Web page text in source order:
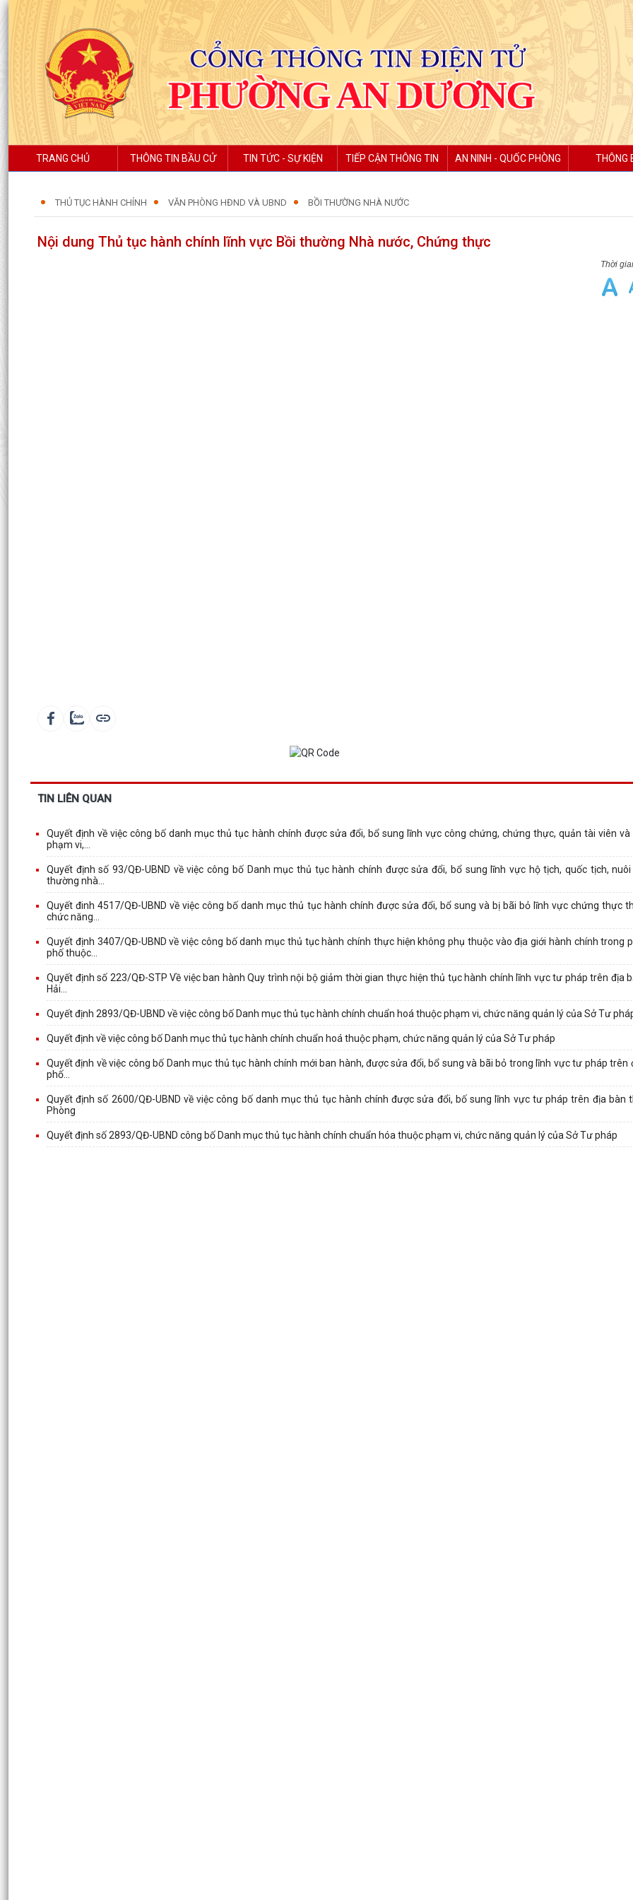
TRANG CHỦ THÔNG TIN BẦU CỬ TIN TỨC - SỰ KIỆN TIẾP CẬN THÔNG TIN AN NINH - QUỐC PHÒNG THÔNG
THỦ TỤC HÀNH CHÍNH VĂN PHÒNG HĐND VÀ UBND BỒI THƯỜNG NHÀ NƯỚC
Nội dung Thủ tục hành chính lĩnh vực Bồi thường Nhà nước, Chứng thực
TIN LIÊN QUAN
Quyết định về việc công bố danh mục thủ tục hành chính được sửa đổi, bổ sung lĩnh vực công chứng, chứng thực, quản tài viên
phạm vi,...
Quyết định số 93/QĐ-UBND về việc công bố Danh mục thủ tục hành chính được sửa đổi, bổ sung lĩnh vực hộ tịch, quốc tịch, nuôi
thường nhà...
Quyết đinh 4517/QĐ-UBND về việc công bố danh mục thủ tục hành chính được sửa đổi, bổ sung và bị bãi bỏ lĩnh vực chứng thực
chức năng...
Quyết định 3407/QĐ-UBND về việc công bố danh mục thủ tục hành chính thực hiện không phụ thuộc vào địa giới hành chính trong
phố thuộc...
Quyết định số 223/QĐ-STP Về việc ban hành Quy trình nội bộ giảm thời gian thực hiện thủ tục hành chính lĩnh vực tư pháp trên địa
Hải...
Quyết định 2893/QĐ-UBND về việc công bố Danh mục thủ tục hành chính chuẩn hoá thuộc phạm vi, chức năng quản lý của Sở Tư
Quyết định về việc công bố Danh mục thủ tục hành chính chuẩn hoá thuộc phạm, chức năng quản lý của Sở Tư pháp
Quyết định về việc công bố Danh mục thủ tục hành chính mới ban hành, được sửa đổi, bổ sung và bãi bỏ trong lĩnh vực tư pháp trên
phố...
Quyết định số 2600/QĐ-UBND về việc công bố danh mục thủ tục hành chính được sửa đổi, bố sung lĩnh vực tư pháp trên địa bàn
Phòng
Quyết định số 2893/QĐ-UBND công bố Danh mục thủ tục hành chính chuẩn hóa thuộc phạm vi, chức năng quản lý của Sở Tư pháp